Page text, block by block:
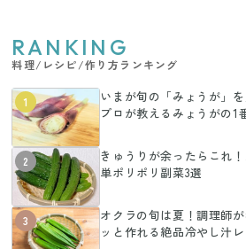
RANKING
料理/レシピ/作り方ランキング
1
いまが旬の「みょうが」
プロが教えるみょうがの1
2
きゅうりが余ったらこれ
単ポリポリ副菜3選
3
オクラの旬は夏！調理師
ッと作れる絶品冷やし汁